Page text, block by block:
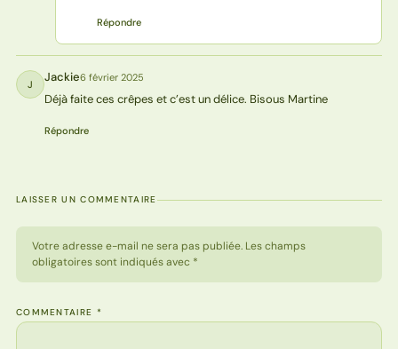
Répondre
J Jackie6 février 2025
Déjà faite ces crêpes et c’est un délice. Bisous Martine
Répondre
LAISSER UN COMMENTAIRE
Votre adresse e-mail ne sera pas publiée. Les champs
obligatoires sont indiqués avec *
COMMENTAIRE *